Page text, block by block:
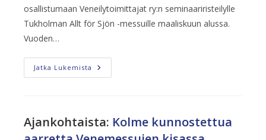
osallistumaan Veneilytoimittajat ry:n seminaariristeilylle
Tukholman Allt för Sjön -messuille maaliskuun alussa.
Vuoden…
Jatka Lukemista Ehdota
Vuoden
Ajankohtaista: Kolme kunnostettua